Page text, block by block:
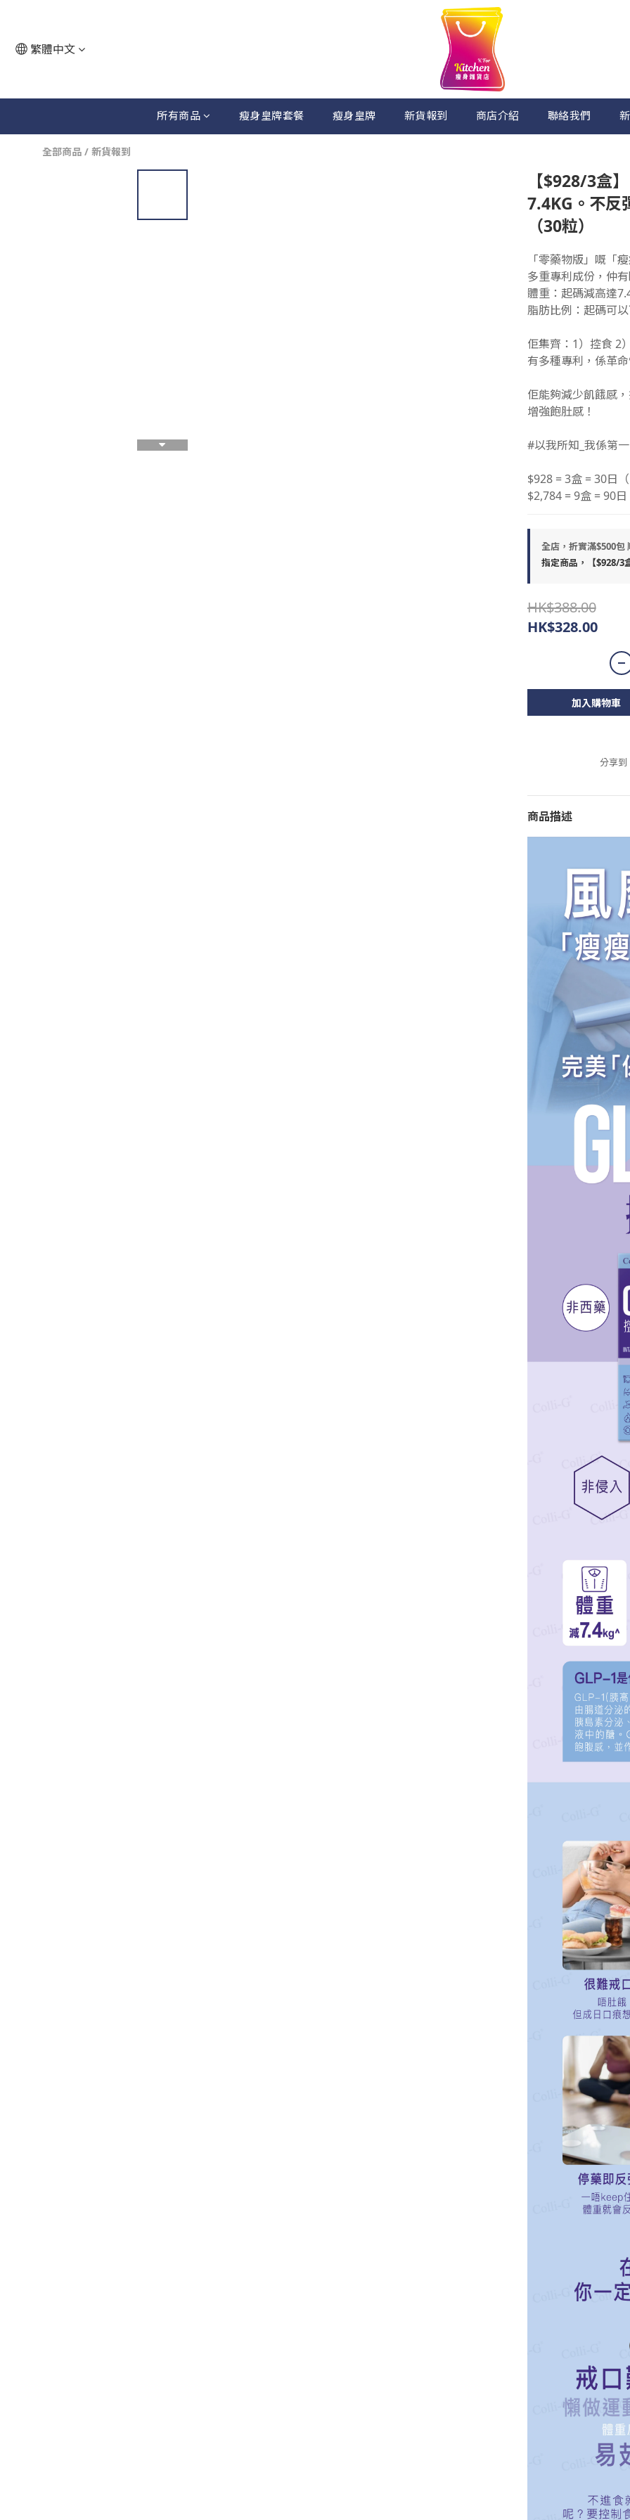
繁體中文
所有商品 瘦身皇牌套餐 瘦身皇牌 新貨報到 商店介紹 聯絡我們
全部商品 / 新貨報到
【$928/3盒
7.4KG。不反
（30粒）
「零藥物版」嘅「
多重專利成份，仲
體重：起碼減高達
脂肪比例：起碼可
佢集齊：1）控食 2
有多種專利，係革
佢能夠減少飢餓感
增強飽肚感！
#以我所知_我係第
$928 = 3盒 = 30日
$2,784 = 9盒 = 90
全店，折實滿$500包
指定商品，【$928/3
HK$388.00
HK$328.00
加入購物車
分享到
商品描述